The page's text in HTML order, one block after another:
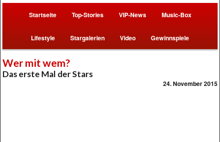
Startseite Top-Stories VIP-News Music-Box
Lifestyle Stargalerien Video Gewinnspiele
Wer mit wem?
Das erste Mal der Stars
24. November 2015